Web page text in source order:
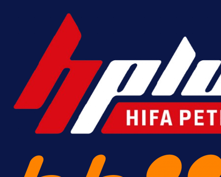
Promo vijesti
Počinje Premijer liga BiH: Pronađi
specijale i iskoristi jedinstvenu
ponudu
4 h 11 min
A Selekcija
Šta je Barbarez htio poručiti?
zanimljivom trenutku!